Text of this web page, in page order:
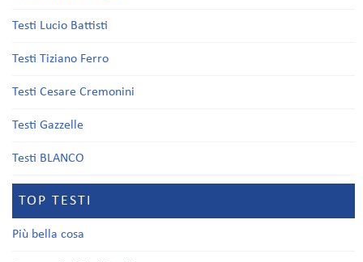
Testi Lucio Battisti
Testi Tiziano Ferro
Testi Cesare Cremonini
Testi Gazzelle
Testi BLANCO
TOP TESTI
Più bella cosa